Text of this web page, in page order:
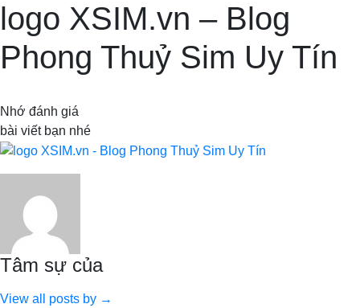
logo XSIM.vn – Blog
Phong Thuỷ Sim Uy Tín
Nhớ đánh giá
bài viết bạn nhé
Tâm sự của
View all posts by →